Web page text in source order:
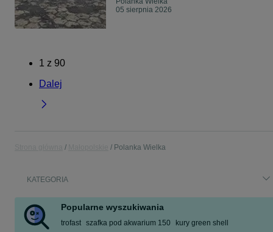
05 sierpnia 2026
1 z 90
Dalej
Polanka Wielka
KATEGORIA
Popularne wyszukiwania
trofast szafka pod akwarium 150
kury green shell